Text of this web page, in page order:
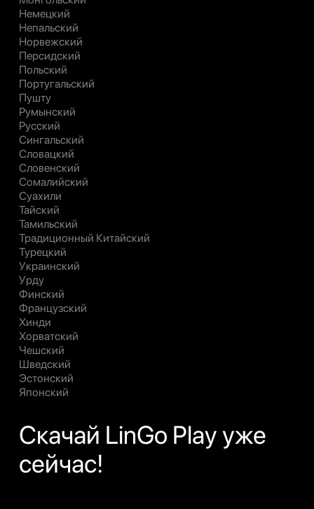
Немецкий
Непальский
Норвежский
Персидский
Польский
Португальский
Пушту
Румынский
Русский
Сингальский
Словацкий
Словенский
Сомалийский
Суахили
Тайский
Тамильский
Традиционный Китайский
Турецкий
Украинский
Урду
Финский
Французский
Хинди
Хорватский
Чешский
Шведский
Эстонский
Японский
Скачай LinGo Play уже
сейчас!